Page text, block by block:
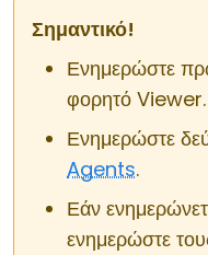
Σημαντικό!
Ενημερώστε
φορητό Viewer.
Ενημερώστε
Agents.
Εάν
ενημερώστε